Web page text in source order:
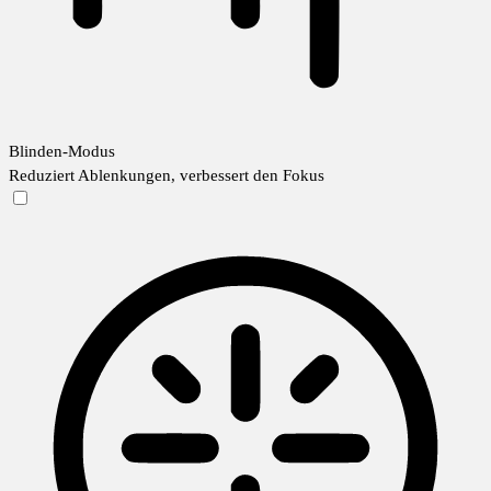
Blinden-Modus
Reduziert Ablenkungen, verbessert den Fokus